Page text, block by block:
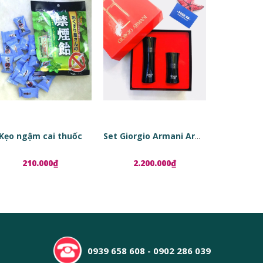
ngậm cai thuốc
210.000₫
Set Giorgio Armani Armani Code
2.200.000₫
0939 658 608 - 0902 286 039